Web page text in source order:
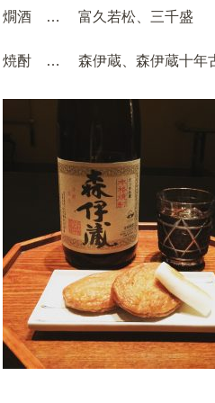
燗酒 … 富久若松、三千盛
焼酎 … 森伊蔵、森伊蔵十年